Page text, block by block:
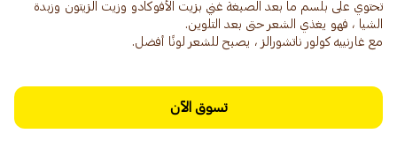
تحتوي على بلسم ما بعد الصبغة غني بزيت الأفوكادو وزيت الزيتون وزبدة
مع غارنييه كولور ناتشورالز ، يصبح للشعر لونًا أفضل.
تسوق الآن